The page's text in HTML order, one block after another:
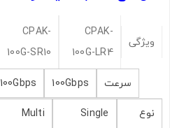
ویژگی
CPAK-
100G-LR4
CPAK-
100G-SR10
سرعت
100Gbps
100Gbps
نوع
Single
Multi